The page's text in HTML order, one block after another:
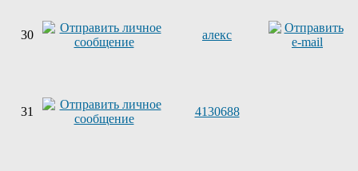
30 алекс
31 4130688